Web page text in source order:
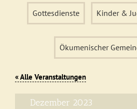
Gottesdienste Kinder &
Ökumenischer
« Alle Veranstaltungen
Dezember 2023